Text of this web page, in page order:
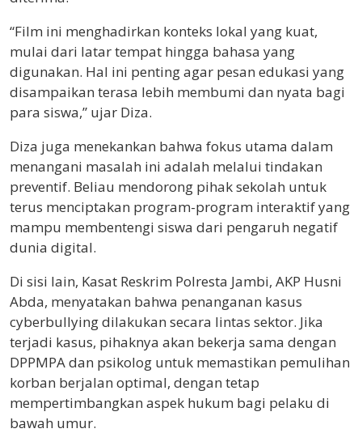
“Film ini menghadirkan konteks lokal yang kuat,
mulai dari latar tempat hingga bahasa yang
digunakan. Hal ini penting agar pesan edukasi yang
disampaikan terasa lebih membumi dan nyata bagi
para siswa,” ujar Diza.
Diza juga menekankan bahwa fokus utama dalam
menangani masalah ini adalah melalui tindakan
preventif. Beliau mendorong pihak sekolah untuk
terus menciptakan program-program interaktif yang
mampu membentengi siswa dari pengaruh negatif
dunia digital.
Di sisi lain, Kasat Reskrim Polresta Jambi, AKP Husni
Abda, menyatakan bahwa penanganan kasus
cyberbullying dilakukan secara lintas sektor. Jika
terjadi kasus, pihaknya akan bekerja sama dengan
DPPMPA dan psikolog untuk memastikan pemulihan
korban berjalan optimal, dengan tetap
mempertimbangkan aspek hukum bagi pelaku di
bawah umur.